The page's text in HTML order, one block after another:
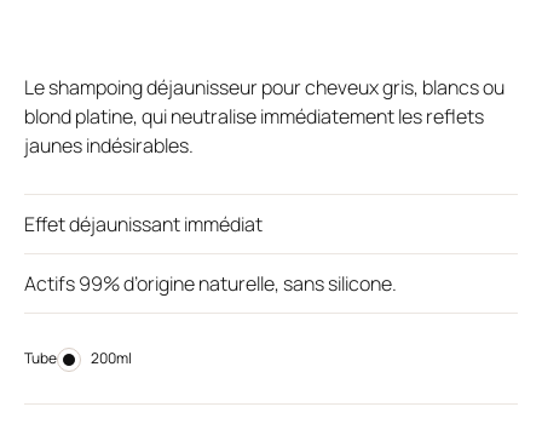
Le shampoing déjaunisseur pour cheveux gris, blancs ou
blond platine, qui neutralise immédiatement les reflets
jaunes indésirables.
Effet déjaunissant immédiat
Actifs 99% d’origine naturelle, sans silicone.
Tube Tube
200ml